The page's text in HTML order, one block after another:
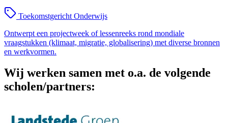
Toekomstgericht Onderwijs
Ontwerpt een projectweek of lessenreeks rond mondiale
vraagstukken (klimaat, migratie, globalisering) met diverse bronnen
en werkvormen.
Wij werken samen met o.a. de volgende
scholen/partners: